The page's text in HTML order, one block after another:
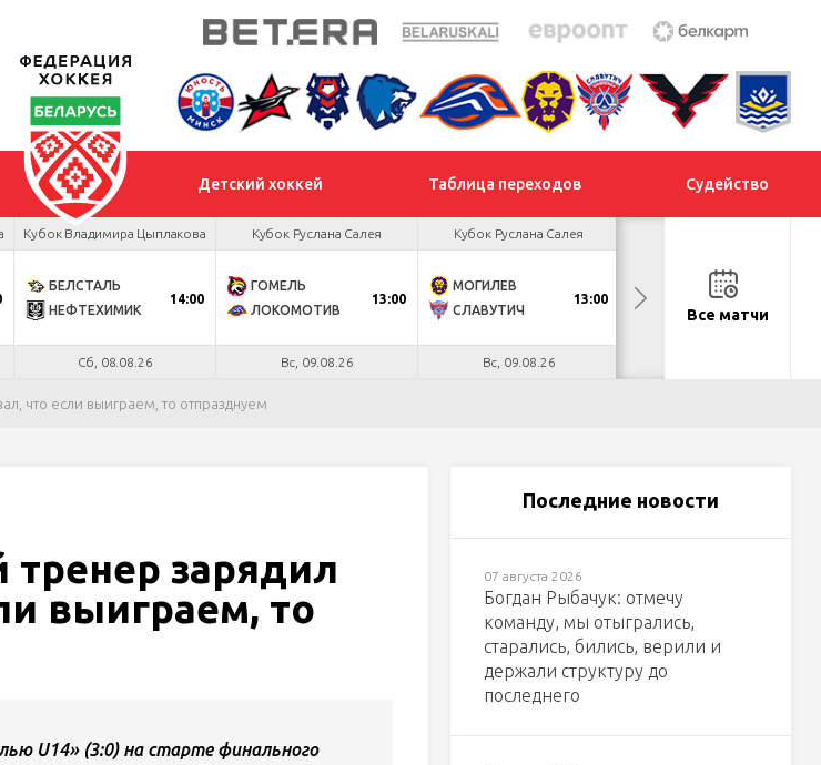
Детский хоккей Таблица переходов Судейство
Кубок Владимира Цыплакова
БЕЛСТАЛЬ
НЕФТЕХИМИК
14:00
Сб, 08.08.26
Кубок Руслана Салея
ГОМЕЛЬ
ЛОКОМОТИВ
13:00
Вс, 09.08.26
Кубок Руслана Салея
МОГИЛЕВ
СЛАВУТИЧ
13:00
Вс, 09.08.26
МЕТАЛЛУРГ
Все матчи
что если выиграем, то отпразднуем
зарядил
выиграем, то
U14» (3:0) на старте финального
Последние новости
07 августа 2026
Богдан Рыбачук: отмечу
команду, мы отыгрались,
старались, бились, верили и
держали структуру до
последнего